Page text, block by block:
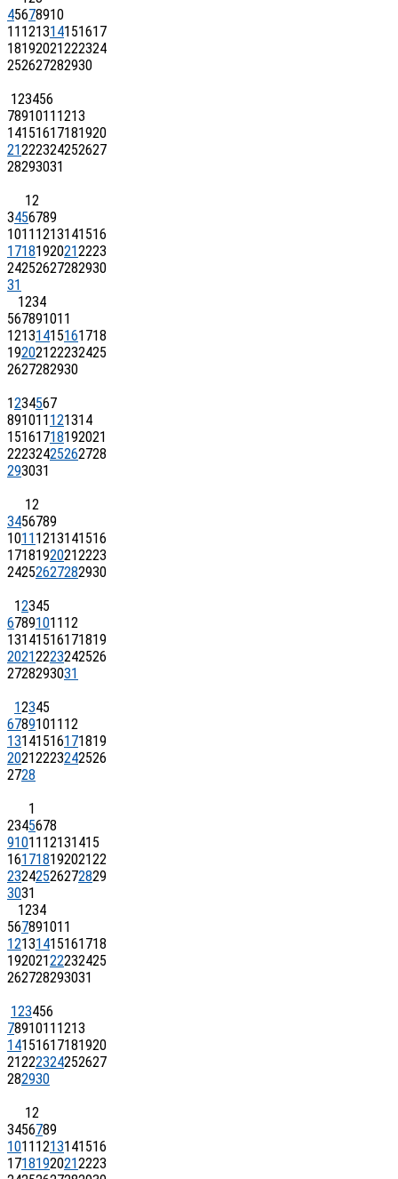
45678910
11 121314151617
18192021222324
252627282930
123456
7891011 1213
14151617181920
21222324252627
28293031
12
3456789
1011 1213141516
17181920212223
24252627282930
31
1234
567891011
12131415161718
19202122232425
2627282930
1234567
891011 121314
15161718192021
22232425262728
293031
12
3456789
1011 1213141516
17181920212223
24252627282930
12345
67891011 12
13141516171819
20212223242526
2728293031
12345
67891011 12
13141516171819
20212223242526
2728
1
2345678
91011 12131415
16171819202122
23242526272829
3031
1234
567891011
12131415161718
19202122232425
262728293031
123456
7891011 1213
14151617181920
21222324252627
282930
12
3456789
1011 1213141516
17181920212223